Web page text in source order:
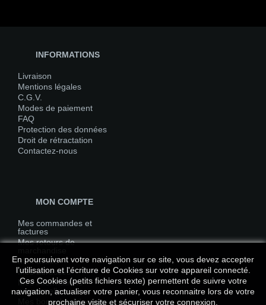
INFORMATIONS
Livraison
Mentions légales
C.G.V.
Modes de paiement
FAQ
Protection des données
Droit de rétractation
Contactez-nous
MON COMPTE
Mes commandes et
factures
Mes retours de
Mes avoirs
Mes adresses
Mes informations
personnelles
Mes bons de réduction
En poursuivant votre navigation sur ce site, vous devez accepter
l’utilisation et l'écriture de Cookies sur votre appareil connecté.
Ces Cookies (petits fichiers texte) permettent de suivre votre
navigation, actualiser votre panier, vous reconnaitre lors de votre
prochaine visite et sécuriser votre connexion.